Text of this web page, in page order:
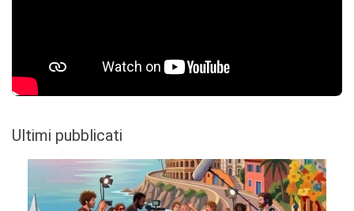
Ultimi pubblicati